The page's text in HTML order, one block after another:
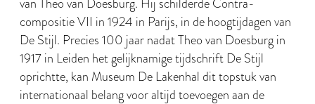
compositie VII in 1924 in Parijs, in de hoogtijdagen van
De Stijl. Precies 100 jaar nadat Theo van Doesburg in
1917 in Leiden het gelijknamige tijdschrift De Stijl
oprichtte, kan Museum De Lakenhal dit topstuk van
internationaal belang voor altijd toevoegen aan de